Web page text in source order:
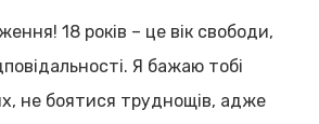
18 років – це вік свободи,
Я бажаю тобі
не боятися труднощів, адже